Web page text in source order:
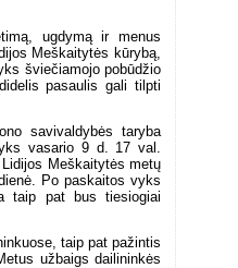
ugdymą ir menus
Meškaitytės kūrybą,
šviečiamojo pobūdžio
pasaulis gali tilpti
savivaldybės taryba
vasario 9 d. 17 val.
Meškaitytės metų
Po paskaitos vyks
taip pat bus tiesiogiai
taip pat pažintis
užbaigs dailininkės